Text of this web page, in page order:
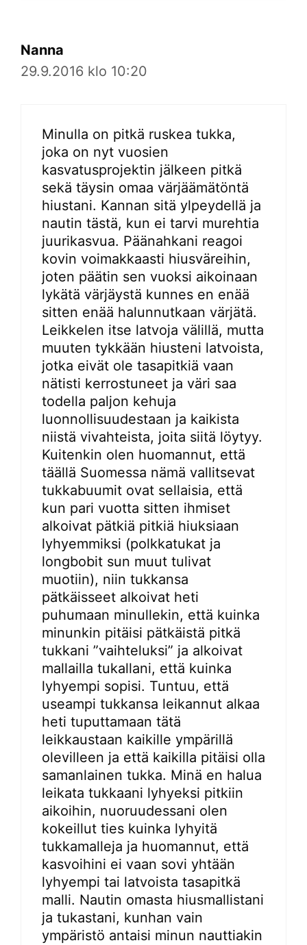
Nanna
29.9.2016 klo 10:20
Minulla on pitkä ruskea tukka,
joka on nyt vuosien
kasvatusprojektin jälkeen pitkä
sekä täysin omaa värjäämätöntä
hiustani. Kannan sitä ylpeydellä ja
nautin tästä, kun ei tarvi murehtia
juurikasvua. Päänahkani reagoi
kovin voimakkaasti hiusväreihin,
joten päätin sen vuoksi aikoinaan
lykätä värjäystä kunnes en enää
sitten enää halunnutkaan värjätä.
Leikkelen itse latvoja välillä, mutta
muuten tykkään hiusteni latvoista,
jotka eivät ole tasapitkiä vaan
nätisti kerrostuneet ja väri saa
todella paljon kehuja
luonnollisuudestaan ja kaikista
niistä vivahteista, joita siitä löytyy.
Kuitenkin olen huomannut, että
täällä Suomessa nämä vallitsevat
tukkabuumit ovat sellaisia, että
kun pari vuotta sitten ihmiset
alkoivat pätkiä pitkiä hiuksiaan
lyhyemmiksi (polkkatukat ja
longbobit sun muut tulivat
muotiin), niin tukkansa
pätkäisseet alkoivat heti
puhumaan minullekin, että kuinka
minunkin pitäisi pätkäistä pitkä
tukkani ”vaihteluksi” ja alkoivat
mallailla tukallani, että kuinka
lyhyempi sopisi. Tuntuu, että
useampi tukkansa leikannut alkaa
heti tuputtamaan tätä
leikkaustaan kaikille ympärillä
olevilleen ja että kaikilla pitäisi olla
samanlainen tukka. Minä en halua
leikata tukkaani lyhyeksi pitkiin
aikoihin, nuoruudessani olen
kokeillut ties kuinka lyhyitä
tukkamalleja ja huomannut, että
kasvoihini ei vaan sovi yhtään
lyhyempi tai latvoista tasapitkä
malli. Nautin omasta hiusmallistani
ja tukastani, kunhan vain
ympäristö antaisi minun nauttiakin